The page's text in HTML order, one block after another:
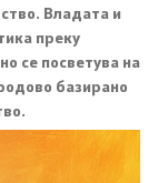
Владата и
преку
се посветува на
базирано